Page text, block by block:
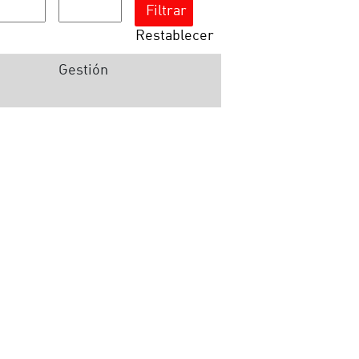
Restablecer
Gestión